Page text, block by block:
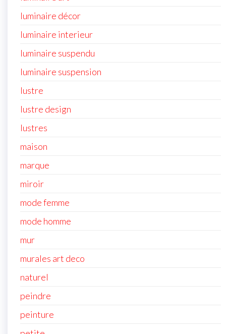
luminaire décor
luminaire interieur
luminaire suspendu
luminaire suspension
lustre
lustre design
lustres
maison
marque
miroir
mode femme
mode homme
mur
murales art deco
naturel
peindre
peinture